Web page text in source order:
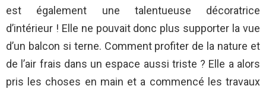
est également une talentueuse décoratrice
d’intérieur ! Elle ne pouvait donc plus supporter la vue
d’un balcon si terne. Comment profiter de la nature et
de l’air frais dans un espace aussi triste ? Elle a alors
pris les choses en main et a commencé les travaux